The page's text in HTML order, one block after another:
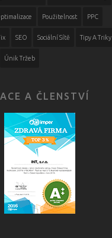
Použitelnost PPC
SEO Sociální Sítě Tipy A Triky
Únik Tržeb
A ČLENSTVÍ